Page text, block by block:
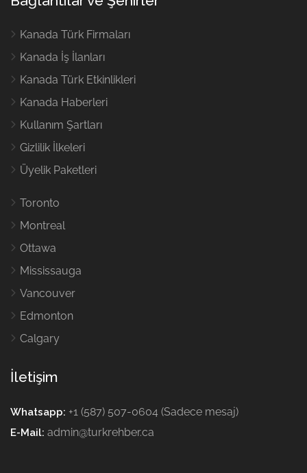
Kanada Türk Firmaları
Kanada İş İlanları
Kanada Türk Etkinlikleri
Kanada Haberleri
Kullanım Şartları
Gizlilik İlkeleri
Üyelik Paketleri
Toronto
Montreal
Ottawa
Mississauga
Vancouver
Edmonton
Calgary
İletişim
Whatsapp: +1 (587) 507-0604 (Sadece mesaj)
E-Mail: admin@turkrehber.ca